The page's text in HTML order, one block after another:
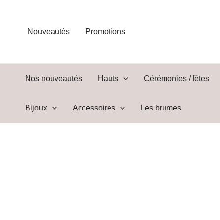
Nouveautés Promotions
Nos nouveautés Hauts Cérémonies / fêtes
Bijoux Accessoires Les brumes